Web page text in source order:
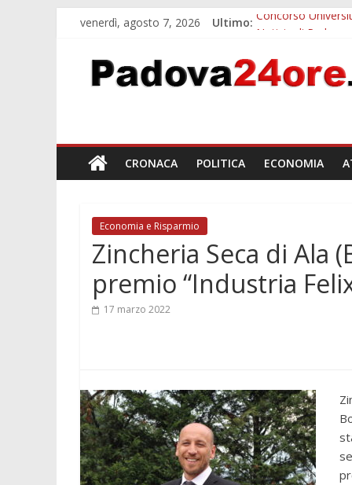
venerdì, agosto 7, 2026 Ultimo: Concorso
Slow Looking
Notizie di Padova
Orto Botanico
CRONACA POLITICA ECONOMIA
Economia e Risparmio
Zincheria Seca di Ala
premio “Industria
17 marzo 2022